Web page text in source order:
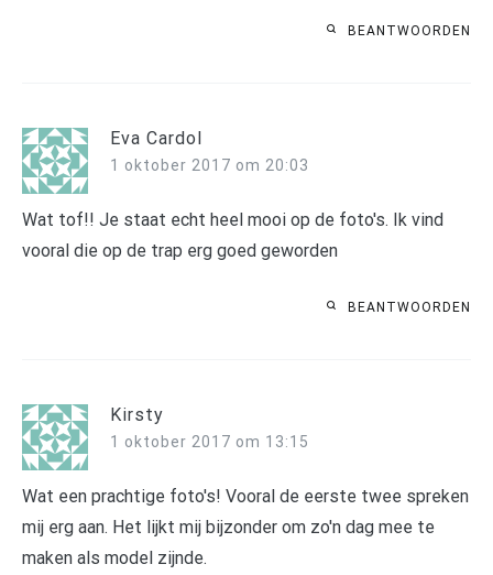
BEANTWOORDEN
Eva Cardol
1 oktober 2017 om 20:03
Wat tof!! Je staat echt heel mooi op de foto's. Ik vind
vooral die op de trap erg goed geworden
BEANTWOORDEN
Kirsty
1 oktober 2017 om 13:15
Wat een prachtige foto's! Vooral de eerste twee spreken
mij erg aan. Het lijkt mij bijzonder om zo'n dag mee te
maken als model zijnde.